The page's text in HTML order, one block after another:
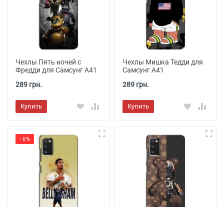
Чехлы Пять ночей с
Фредди для Самсунг А41
289 грн.
Купить
Чехлы Мишка Тедди для
Самсунг А41
289 грн.
Купить
- 6%